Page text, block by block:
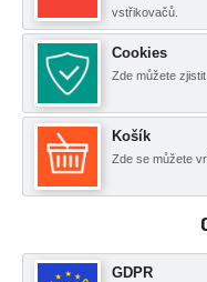
vstřikovačů.
Cookies
Zde můžete
Košík
Zde se můžete
GDPR